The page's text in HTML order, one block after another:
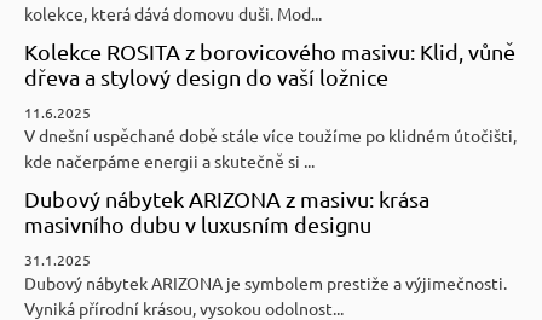
kolekce, která dává domovu duši. Mod...
Kolekce ROSITA z borovicového masivu: Klid, vůně
dřeva a stylový design do vaší ložnice
11.6.2025
V dnešní uspěchané době stále více toužíme po klidném útočišti,
kde načerpáme energii a skutečně si ...
Dubový nábytek ARIZONA z masivu: krása
masivního dubu v luxusním designu
31.1.2025
Dubový nábytek ARIZONA je symbolem prestiže a výjimečnosti.
Vyniká přírodní krásou, vysokou odolnost...